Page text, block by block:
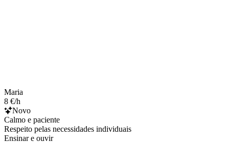
Maria
8 €/h
Novo
Calmo e paciente
Respeito pelas necessidades individuais
Ensinar e ouvir